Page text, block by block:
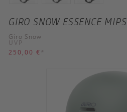
GIRO SNOW ESSENCE MIPS
Giro Snow
UVP
250,00 € *